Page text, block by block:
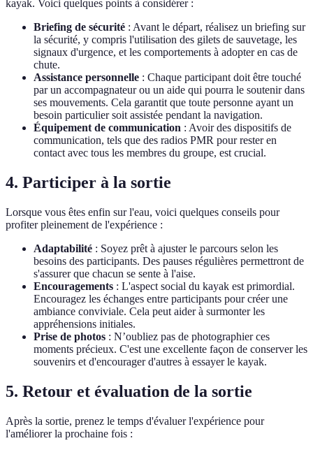
kayak. Voici quelques points à considérer :
Briefing de sécurité : Avant le départ, réalisez un briefing sur
la sécurité, y compris l'utilisation des gilets de sauvetage, les
signaux d'urgence, et les comportements à adopter en cas de
chute.
Assistance personnelle : Chaque participant doit être touché
par un accompagnateur ou un aide qui pourra le soutenir dans
ses mouvements. Cela garantit que toute personne ayant un
besoin particulier soit assistée pendant la navigation.
Équipement de communication : Avoir des dispositifs de
communication, tels que des radios PMR pour rester en
contact avec tous les membres du groupe, est crucial.
4. Participer à la sortie
Lorsque vous êtes enfin sur l'eau, voici quelques conseils pour
profiter pleinement de l'expérience :
Adaptabilité : Soyez prêt à ajuster le parcours selon les
besoins des participants. Des pauses régulières permettront de
s'assurer que chacun se sente à l'aise.
Encouragements : L'aspect social du kayak est primordial.
Encouragez les échanges entre participants pour créer une
ambiance conviviale. Cela peut aider à surmonter les
appréhensions initiales.
Prise de photos : N’oubliez pas de photographier ces
moments précieux. C'est une excellente façon de conserver les
souvenirs et d'encourager d'autres à essayer le kayak.
5. Retour et évaluation de la sortie
Après la sortie, prenez le temps d'évaluer l'expérience pour
l'améliorer la prochaine fois :